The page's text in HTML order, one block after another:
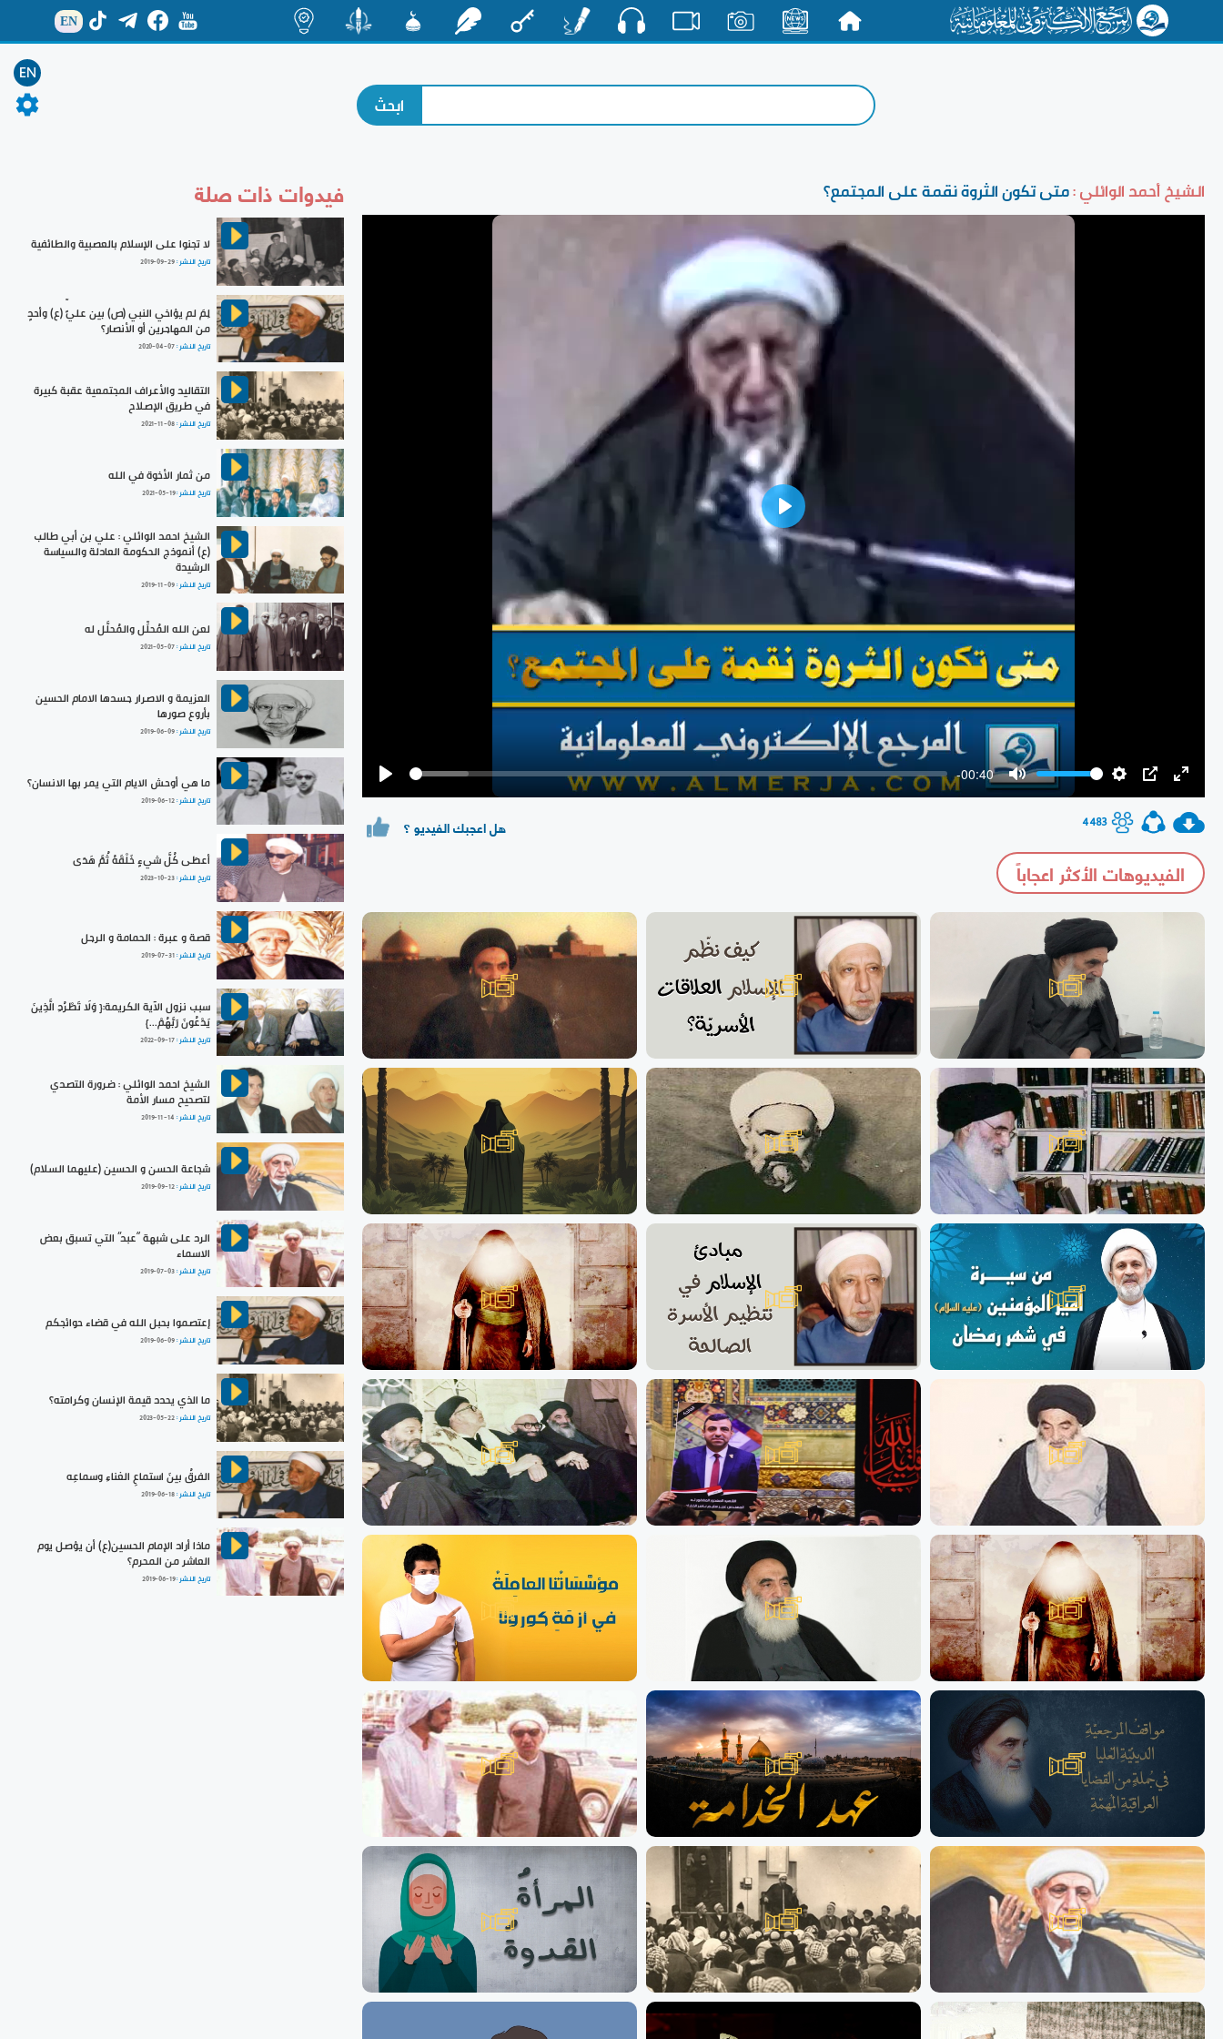
EN
EN
الشيخ أحمد الوائلي :متى تكون الثروة نقمة على المجتمع؟
-00:40
Mute
Play
4483 هل اعجبك الفيديو ؟
الفيديوهات الأكثر اعجاباً
فيدوات ذات صلة
لا تجنوا على الإسلام بالعصبية والطائفية
تاريخ النشر :2019-09-29
لِمَ لم يؤاخي النبي (ص) بين عليٍّ (ع) وأحدٍ
من المهاجرين أو الأنصار؟
تاريخ النشر :2020-04-07
التقاليد والأعراف المجتمعية عقبة كبيرة
في طريق الإصلاح
تاريخ النشر :2021-11-08
من ثمار الأخوة في الله
تاريخ النشر :2021-05-19
الشيخ احمد الوائلي : علي بن أبي طالب
(ع) أنموذج الحكومة العادلة والسياسة
الرشيدة
تاريخ النشر :2019-11-09
لعن الله المُحلِّل والمُحلَّل له
تاريخ النشر :2021-05-07
العزيمة و الاصرار جسدها الامام الحسين
بأروع صورها
تاريخ النشر :2019-06-09
ما هي أوحش الايام التي يمر بها الانسان؟
تاريخ النشر :2019-06-12
أعطَى كُلَّ شيءٍ خَلْقَهُ ثُمَّ هَدَى
تاريخ النشر :2023-10-23
قصة و عبرة : الحمامة و الرجل
تاريخ النشر :2019-07-31
سبب نزول الآية الكريمة:{ وَلَا تَطْرُدِ الَّذِينَ
يَدْعُونَ رَبَّهُمْ...}
تاريخ النشر :2022-09-17
الشيخ احمد الوائلي : ضرورة التصدي
لتصحيح مسار الأمة
تاريخ النشر : 2019-11-14
شجاعة الحسن و الحسين (عليهما السلام)
تاريخ النشر :2019-09-12
الرد على شبهة “عبد” التي تسبق بعض
الاسماء
تاريخ النشر :2019-07-03
إعتصموا بحبل الله في قضاء حوائجكم
تاريخ النشر :2019-06-09
ما الذي يحدد قيمة الإنسان وكرامته؟
تاريخ النشر :2023-05-22
الفرقُ بينَ استماعِ الغناءِ وسماعِه
تاريخ النشر :2019-06-18
ماذا أراد الإمام الحسين(ع) أن يؤصل يوم
العاشر من المحرم؟
تاريخ النشر :2019-06-19